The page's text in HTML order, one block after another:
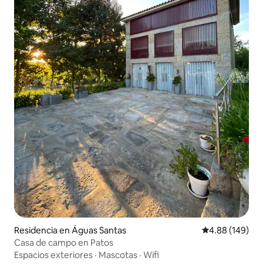
Residencia en Águas Santas Calificación
4.88 (149)
Casa de campo en Patos
Espacios exteriores · Mascotas · Wifi